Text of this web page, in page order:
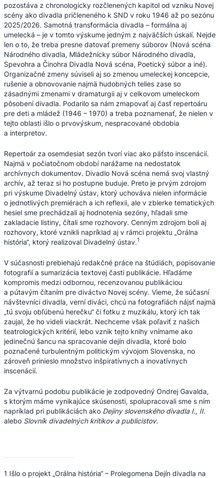
pozostáva z chronologicky rozčlenených kapitol od vzniku Novej
scény ako divadla pričleneného k SND v roku 1946 až po sezónu
2025/2026. Samotná transformácia divadla – formálna aj
umelecká – je v tomto výskume jedným z najväčších úskalí. Nejde
len o to, že treba presne datovať premeny súborov (Nová scéna
Národného divadla, Mládežnícky súbor Národného divadla,
Spevohra a Činohra Divadla Nová scéna, Poetický súbor a iné).
Organizačné zmeny súviseli aj so zmenou umeleckej koncepcie,
rušenie a obnovovanie najmä hudobných telies zase so
zásadnými zmenami v dramaturgii aj v celkovom umeleckom
pôsobení divadla. Podarilo sa nám zmapovať aj časť repertoáru
pre deti a mládež (1946 – 1970) a treba poznamenať, že nielen v
tejto oblasti išlo o prvovýskum, nespracované obdobia
a interpretov.
Repertoár za osemdesiat sezón tvorí viac ako päťsto inscenácií.
Najmä v počiatočnom období narážame na nedostatok
archívnych dokumentov. Divadlo Nová scéna nemá svoj vlastný
archív, až teraz si ho postupne buduje. Preto je prvým zdrojom
pri výskume Divadelný ústav, ktorý uchováva nielen informácie
o jednotlivých premiérach a ich reflexii, ale v zbierke tematických
hesiel sme prechádzali aj hodnotenia sezóny, hľadali sme
zakladacie listiny, čítali sme rozhovory. Cenným zdrojom boli aj
rozhovory, ktoré vznikli napríklad aj v rámci projektu „Orálna
história“, ktorý realizoval Divadelný ústav.1
V súčasnosti prebiehajú redakčné práce na štúdiách, popisovanie
fotografií a sumarizácia textovej časti publikácie. Hľadáme
kompromis medzi odbornou, recenzovanou publikáciou
a pútavým čítaním pre diváctvo Novej scény. Vieme, že súčasní
návštevníci divadla, verní diváci, chcú na fotografiách nájsť najmä
„tú svoju obľúbenú herečku“ či fotku z muzikálu, ktorý ich tak
zaujal, že ho videli viackrát. Nechceme však poľaviť z našich
teatrologických kritérií, lebo vznik tejto knihy vnímame ako
jedinečnú šancu na spracovanie dejín divadla, ktoré bolo
poznačené turbulentným politickým vývojom Slovenska, no
zároveň prinieslo množstvo inšpiratívnych a inovatívnych
inscenácií.
Za výtvarnú podobu publikácie je zodpovedný Ondrej Gavalda,
s ktorým máme vynikajúce skúsenosti, spolupracovali sme s ním
napríklad pri publikáciách ako Dejiny slovenského divadla I., II.
alebo Slovník divadelných kritikov a publicistov.
1 Išlo o projekt „Orálna história“ – Prolegomena Dejín divadla na